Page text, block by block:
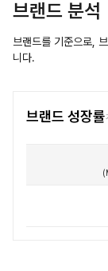
브랜드 분석
브랜드를 기준으로,
니다.
브랜드 성장률
(